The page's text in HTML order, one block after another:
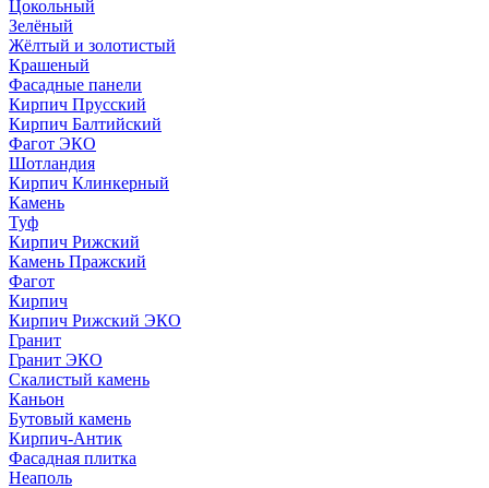
Цокольный
Зелёный
Жёлтый и золотистый
Крашеный
Фасадные панели
Кирпич Прусский
Кирпич Балтийский
Фагот ЭКО
Шотландия
Кирпич Клинкерный
Камень
Туф
Кирпич Рижский
Камень Пражский
Фагот
Кирпич
Кирпич Рижский ЭКО
Гранит
Гранит ЭКО
Скалистый камень
Каньон
Бутовый камень
Кирпич-Антик
Фасадная плитка
Неаполь